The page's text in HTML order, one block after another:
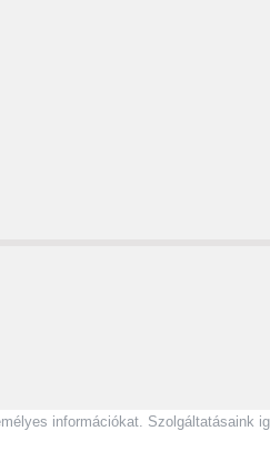
információkat. Szolgáltatásaink